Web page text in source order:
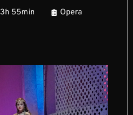
3h 55min Opera